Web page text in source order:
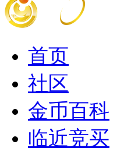
首页
社区
金币百科
临近竞买